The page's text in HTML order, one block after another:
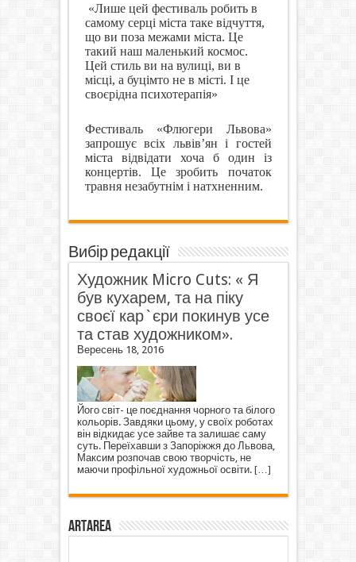
«Лише цей фестиваль робить в
самому серці міста таке відчуття,
що ви поза межами міста. Це
такий наш маленький космос.
Цей стиль ви на вулиці, ви в
місці, а буцімто не в місті. І це
своєрідна психотерапія»
Фестиваль «Флюгери Львова»
запрошує всіх львів’ян і гостей
міста відвідати хоча б один із
концертів. Це зробить початок
травня незабутнім і натхненним.
Вибір редакції
Художник Micro Cuts: « Я
був кухарем, та на піку
своєї кар`єри покинув усе
та став художником».
Вересень 18, 2016
Його світ- це поєднання чорного та білого
кольорів. Завдяки цьому, у своїх роботах
він відкидає усе зайве та залишає саму
суть. Переїхавши з Запоріжжя до Львова,
Максим розпочав свою творчість, не
маючи профільної художньої освіти. […]
ArtArea